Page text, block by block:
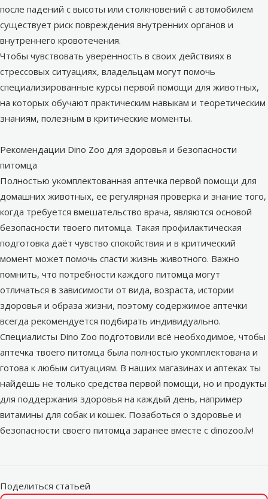
после падений с высоты или столкновений с автомобилем
существует риск повреждения внутренних органов и
внутреннего кровотечения.
Чтобы чувствовать уверенность в своих действиях в
стрессовых ситуациях, владельцам могут помочь
специализированные курсы первой помощи для животных,
на которых обучают практическим навыкам и теоретическим
знаниям, полезным в критические моменты.
Рекомендации Dino Zoo для здоровья и безопасности
питомца
Полностью укомплектованная аптечка первой помощи для
домашних животных, её регулярная проверка и знание того,
когда требуется вмешательство врача, являются основой
безопасности твоего питомца. Такая профилактическая
подготовка даёт чувство спокойствия и в критический
момент может помочь спасти жизнь животного. Важно
помнить, что потребности каждого питомца могут
отличаться в зависимости от вида, возраста, истории
здоровья и образа жизни, поэтому содержимое аптечки
всегда рекомендуется подбирать индивидуально.
Специалисты Dino Zoo подготовили всё необходимое, чтобы
аптечка твоего питомца была полностью укомплектована и
готова к любым ситуациям. В наших магазинах и аптеках ты
найдёшь не только средства первой помощи, но и продукты
для поддержания здоровья на каждый день, например
витамины для собак и кошек. Позаботься о здоровье и
безопасности своего питомца заранее вместе с dinozoo.lv!
Поделиться статьей